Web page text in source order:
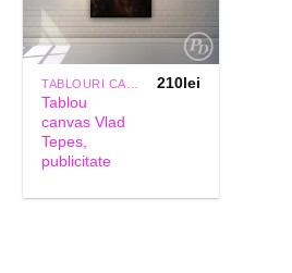
+
Tablou
canvas Vlad
Tepes,
publicitate
210lei